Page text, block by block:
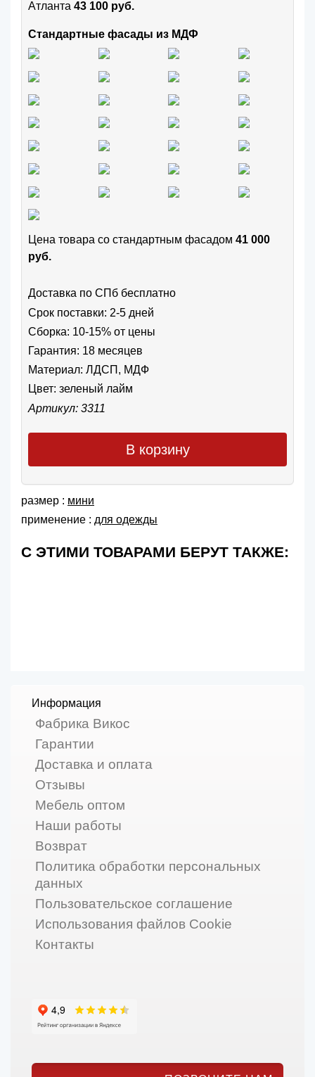
Атланта 43 100 руб.
Стандартные фасады из МДФ
Цена товара cо стандартным фасадом 41 000
руб.
Доставка по СПб бесплатно
Срок поставки: 2-5 дней
Сборка: 10-15% от цены
Гарантия: 18 месяцев
Материал: ЛДСП, МДФ
Цвет: зеленый лайм
Артикул: 3311
В корзину
размер : мини
применение : для одежды
С ЭТИМИ ТОВАРАМИ БЕРУТ ТАКЖЕ:
Информация
Фабрика Викос
Гарантии
Доставка и оплата
Отзывы
Мебель оптом
Наши работы
Возврат
Политика обработки персональных
данных
Пользовательское соглашение
Использования файлов Cookie
Контакты